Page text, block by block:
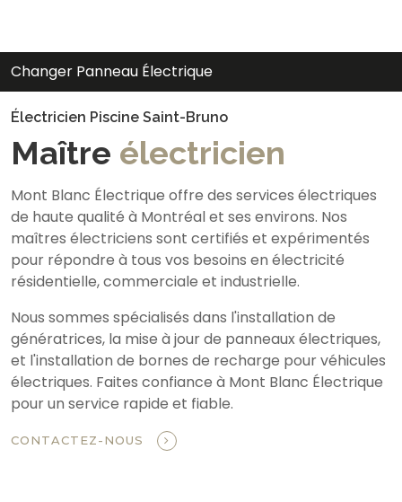
Changer Panneau Électrique
Électricien Piscine Saint-Bruno
Maître électricien
Mont Blanc Électrique offre des services électriques
de haute qualité à Montréal et ses environs. Nos
maîtres électriciens sont certifiés et expérimentés
pour répondre à tous vos besoins en électricité
résidentielle, commerciale et industrielle.
Nous sommes spécialisés dans l'installation de
génératrices, la mise à jour de panneaux électriques,
et l'installation de bornes de recharge pour véhicules
électriques. Faites confiance à Mont Blanc Électrique
pour un service rapide et fiable.
CONTACTEZ-NOUS